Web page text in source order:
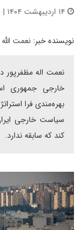
نویسنده خبر: نعمت
نعمت اله مظفرپور
خارجی جمهوری
بهره‌مندی فرا
سیاست خارجی
کند که سابقه ندارد.